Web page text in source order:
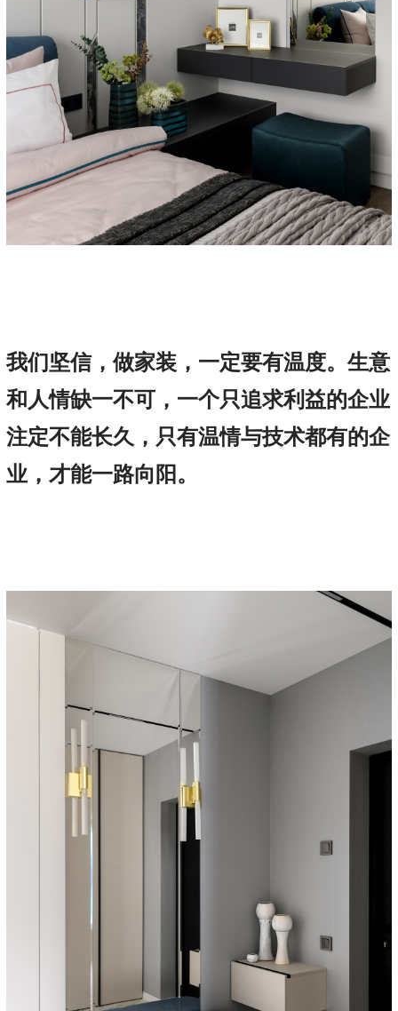
我们坚信，做家装，一定要有温度。生意
和人情缺一不可，一个只追求利益的企业
注定不能长久，只有温情与技术都有的企
业，才能一路向阳。